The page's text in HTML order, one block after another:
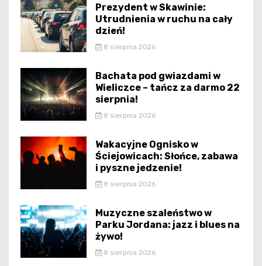
Prezydent w Skawinie:
Utrudnienia w ruchu na cały
dzień!
8 sierpnia 2026
Bachata pod gwiazdami w
Wieliczce – tańcz za darmo 22
sierpnia!
8 sierpnia 2026
Wakacyjne Ognisko w
Ściejowicach: Słońce, zabawa
i pyszne jedzenie!
8 sierpnia 2026
Muzyczne szaleństwo w
Parku Jordana: jazz i blues na
żywo!
8 sierpnia 2026